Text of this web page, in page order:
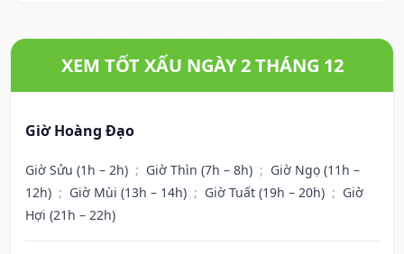
XEM TỐT XẤU NGÀY 2 THÁNG 12
Giờ Hoàng Đạo
Giờ Sửu (1h – 2h) ; Giờ Thìn (7h – 8h) ; Giờ Ngọ (11h –
12h) ; Giờ Mùi (13h – 14h) ; Giờ Tuất (19h – 20h) ; Giờ
Hợi (21h – 22h)